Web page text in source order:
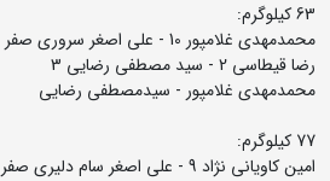
63 کیلوگرم:
محمدمهدی غلامپور 10 - علی اصغر سروری صفر
رضا قیطاسی 2 - سید مصطفی رضایی 3
محمدمهدی غلامپور - سیدمصطفی رضایی
77 کیلوگرم:
امین کاویانی نژاد 9 - علی اصغر سام دلیری صفر